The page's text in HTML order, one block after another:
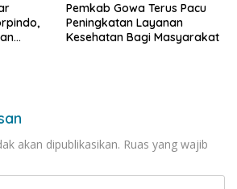
Pemkab Gowa Terus Pacu
Peningkatan Layanan
Kesehatan Bagi Masyarakat
akan dipublikasikan. Ruas yang wajib